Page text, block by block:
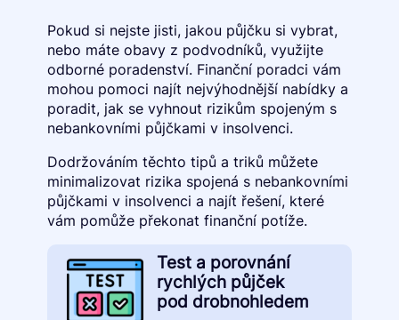
Pokud si nejste jisti, jakou půjčku si vybrat,
nebo máte obavy z podvodníků, využijte
odborné poradenství. Finanční poradci vám
mohou pomoci najít nejvýhodnější nabídky a
poradit, jak se vyhnout rizikům spojeným s
nebankovními půjčkami v insolvenci.
Dodržováním těchto tipů a triků můžete
minimalizovat rizika spojená s nebankovními
půjčkami v insolvenci a najít řešení, které
vám pomůže překonat finanční potíže.
Test a porovnání
rychlých půjček
pod drobnohledem